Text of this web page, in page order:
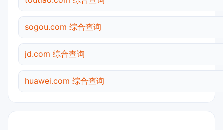
sogou.com 综合查询
jd.com 综合查询
huawei.com 综合查询